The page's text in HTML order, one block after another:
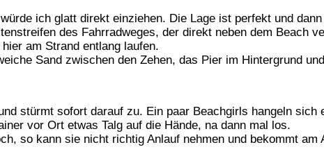
ich glatt direkt einziehen. Die Lage ist perfekt und
des Fahrradweges, der direkt neben dem Beach
am Strand entlang laufen.
Sand zwischen den Zehen, das Pier im Hintergrund
stürmt sofort darauf zu. Ein paar Beachgirls hangeln
vor Ort etwas Talg auf die Hände, na dann mal los.
so kann sie nicht richtig Anlauf nehmen und bekommt am